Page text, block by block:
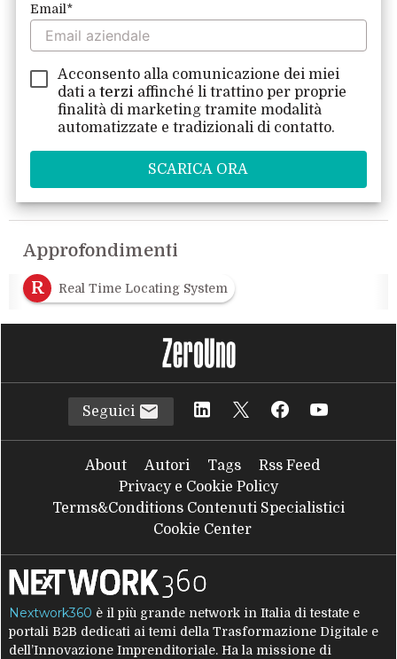
Email*
Acconsento alla comunicazione dei miei
dati aterzi affinché li trattino per proprie
finalità di marketing tramite modalità
automatizzate e tradizionali di contatto.
Approfondimenti
R
Real Time Locating System
Seguici
About Autori Tags
Rss Feed
Privacy e Cookie Policy
Terms&Conditions Contenuti Specialistici
Cookie Center
Nextwork360 è il più grande network in Italia di testate e
portali B2B dedicati ai temi della Trasformazione Digitale e
dell’Innovazione Imprenditoriale. Ha la missione di